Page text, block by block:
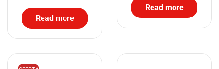
Read more
Read more